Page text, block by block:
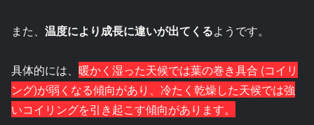
また、 温度により成長に違いが出てくるようです。
具体的には、 暖かく湿った天候では葉の巻き具合 (コイリ
ング)が弱くなる傾向があり、冷たく乾燥した天候では強
いコイリングを引き起こす傾向があります。